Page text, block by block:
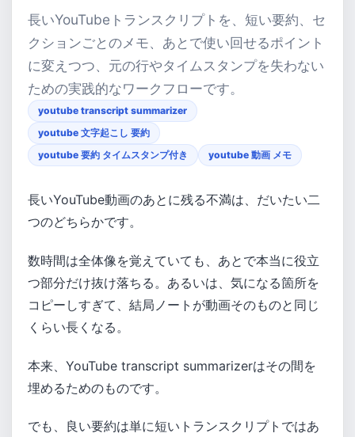
長いYouTubeトランスクリプトを、短い要約、セ
クションごとのメモ、あとで使い回せるポイント
に変えつつ、元の行やタイムスタンプを失わない
ための実践的なワークフローです。
youtube transcript summarizer
youtube 文字起こし 要約
youtube 要約 タイムスタンプ付き
youtube 動画 メモ
長いYouTube動画のあとに残る不満は、だいたい二
つのどちらかです。
数時間は全体像を覚えていても、あとで本当に役立
つ部分だけ抜け落ちる。あるいは、気になる箇所を
コピーしすぎて、結局ノートが動画そのものと同じ
くらい長くなる。
本来、YouTube transcript summarizerはその間を
埋めるためのものです。
でも、良い要約は単に短いトランスクリプトではあ